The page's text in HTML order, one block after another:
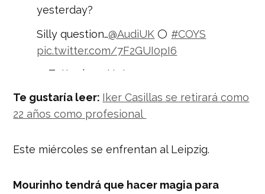
yesterday?
Silly question…@AudiUK ⚪️ #COYS
pic.twitter.com/7F2GUI0pI6
— Tottenham Hotspur
Te gustaría leer: Iker Casillas se retirará como
22 años como profesional
Este miércoles se enfrentan al Leipzig.
Mourinho tendrá que hacer magia para